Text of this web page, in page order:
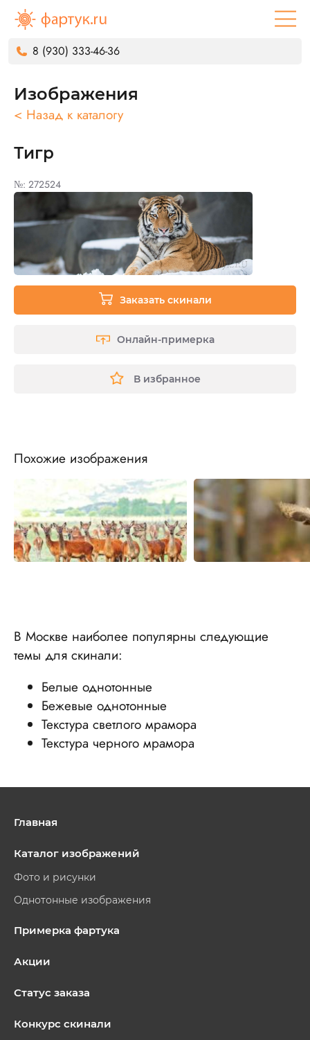
8 (930) 333-46-36
Изображения
< Назад к каталогу
Тигр
№: 272524
Заказать скинали
Онлайн-примерка
В избранное
Похожие изображения
В Москве наиболее популярны следующие
темы для скинали:
Белые однотонные
Бежевые однотонные
Текстура светлого мрамора
Текстура черного мрамора
Главная
Каталог изображений
Фото и рисунки
Однотонные изображения
Примерка фартука
Акции
Статус заказа
Конкурс скинали